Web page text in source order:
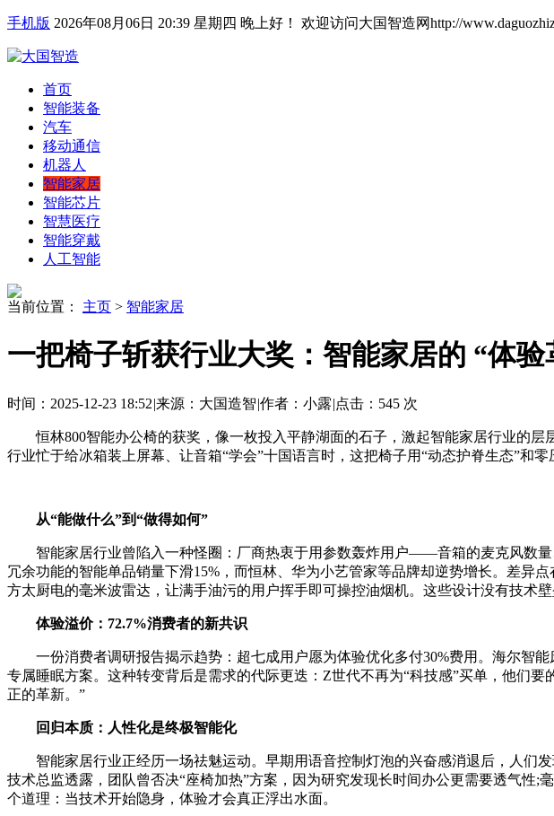
手机版 2026年08月06日 20:39 星期四 晚上好！ 欢迎访问大国智造网http://
首页
智能装备
汽车
移动通信
机器人
智能家居
智能芯片
智慧医疗
智能穿戴
人工智能
当前位置： 主页 > 智能家居
一把椅子斩获行业大奖：智能家居的 “体
时间：2025-12-23 18:52|来源：大国造智|作者：小露|点击： 545 次
恒林800智能办公椅的获奖，像一枚投入平静湖面的石子，激起智能家居行业的层
行业忙于给冰箱装上屏幕、让音箱“学会”十国语言时，这把椅子用“动态护脊生态”和
从“能做什么”到“做得如何”
智能家居行业曾陷入一种怪圈：厂商热衷于用参数轰炸用户——音箱的麦克风数量
冗余功能的智能单品销量下滑15%，而恒林、华为小艺管家等品牌却逆势增长。差异
方太厨电的毫米波雷达，让满手油污的用户挥手即可操控油烟机。这些设计没有技术
体验溢价：72.7%消费者的新共识
一份消费者调研报告揭示趋势：超七成用户愿为体验优化多付30%费用。海尔智
专属睡眠方案。这种转变背后是需求的代际更迭：Z世代不再为“科技感”买单，他们
正的革新。”
回归本质：人性化是终极智能化
智能家居行业正经历一场祛魅运动。早期用语音控制灯泡的兴奋感消退后，人们发
技术总监透露，团队曾否决“座椅加热”方案，因为研究发现长时间办公更需要透气性
个道理：当技术开始隐身，体验才会真正浮出水面。